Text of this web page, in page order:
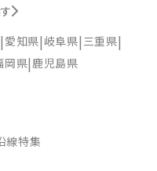
愛知県 岐阜県 三重県
岡県 鹿児島県
線特集